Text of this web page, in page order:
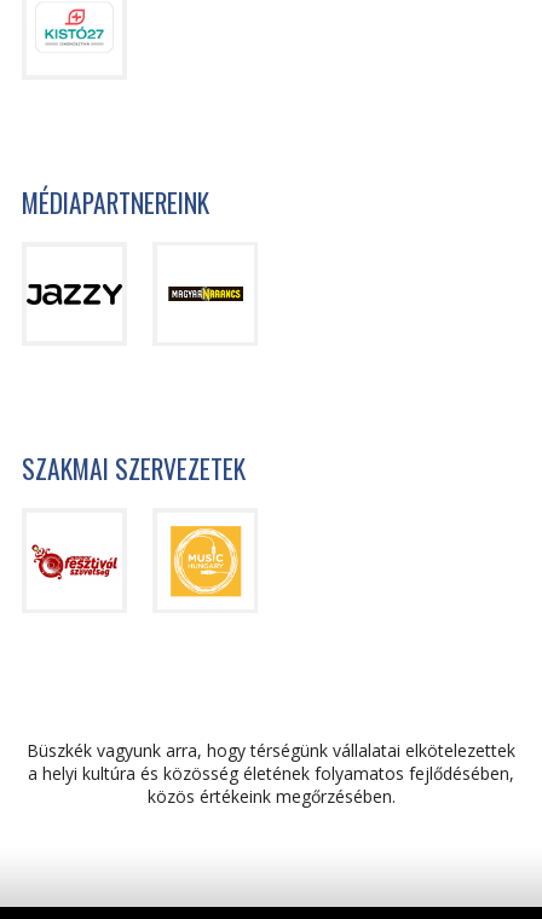
MÉDIAPARTNEREINK
SZAKMAI SZERVEZETEK
Büszkék vagyunk arra, hogy térségünk vállalatai elkötelezettek
a helyi kultúra és közösség életének folyamatos fejlődésében,
közös értékeink megőrzésében.